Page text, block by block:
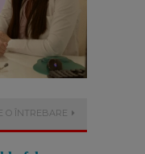
O ÎNTREBARE